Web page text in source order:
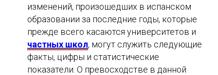
изменений, произошедших в испанском
образовании за последние годы, которые
прежде всего касаются университетов и
частных школ, могут служить следующие
факты, цифры и статистические
показатели. О превосходстве в данной